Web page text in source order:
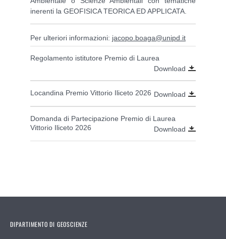
inerenti la GEOFISICA TEORICA ED APPLICATA.
Per ulteriori informazioni: jacopo.boaga@unipd.it
Regolamento istitutore Premio di Laurea
Download
Locandina Premio Vittorio Iliceto 2026 Download
Domanda di Partecipazione Premio di Laurea
Vittorio Iliceto 2026
Download
DIPARTIMENTO DI GEOSCIENZE